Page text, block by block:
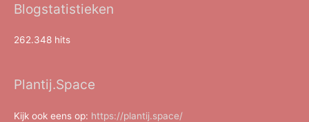
Blogstatistieken
262.348 hits
Plantij.Space
Kijk ook eens op: https://plantij.space/